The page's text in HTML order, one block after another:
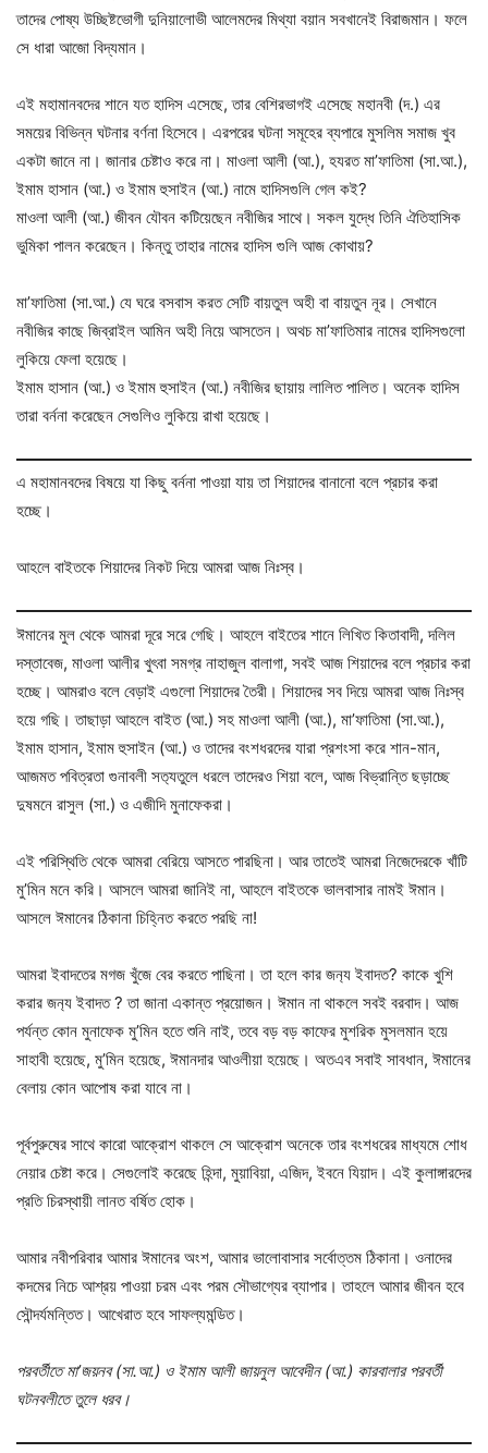
তাদের পোষ্য উচ্ছিষ্টভোগী দুনিয়ালোভী আলেমদের মিথ্যা বয়ান সবখানেই বিরাজমান। ফলে
সে ধারা আজো বিদ্যমান।
এই মহামানবদের শানে যত হাদিস এসেছে, তার বেশিরভাগই এসেছে মহানবী (দ.) এর
সময়ের বিভিন্ন ঘটনার বর্ণনা হিসেবে। এরপরের ঘটনা সমূহের ব্যপারে মুসলিম সমাজ খুব
একটা জানে না। জানার চেষ্টাও করে না। মাওলা আলী (আ.), হযরত মা’ফাতিমা (সা.আ.),
ইমাম হাসান (আ.) ও ইমাম হুসাইন (আ.) নামে হাদিসগুলি গেল কই?
মাওলা আলী (আ.) জীবন যৌবন কটিয়েছেন নবীজির সাথে। সকল যুদ্ধে তিনি ঐতিহাসিক
ভুমিকা পালন করেছেন। কিন্তু তাহার নামের হাদিস গুলি আজ কোথায়?
মা’ফাতিমা (সা.আ.) যে ঘরে বসবাস করত সেটি বায়তুল অহী বা বায়তুন নূর। সেখানে
নবীজির কাছে জিব্রাইল আমিন অহী নিয়ে আসতেন। অথচ মা’ফাতিমার নামের হাদিসগুলো
লুকিয়ে ফেলা হয়েছে।
ইমাম হাসান (আ.) ও ইমাম হুসাইন (আ.) নবীজির ছায়ায় লালিত পালিত। অনেক হাদিস
তারা বর্ননা করেছেন সেগুলিও লুকিয়ে রাখা হয়েছে।
এ মহামানবদের বিষয়ে যা কিছু বর্ননা পাওয়া যায় তা শিয়াদের বানানো বলে প্রচার করা
হচ্ছে।
আহলে বাইতকে শিয়াদের নিকট দিয়ে আমরা আজ নিঃস্ব।
ঈমানের মুল থেকে আমরা দূরে সরে গেছি। আহলে বাইতের শানে লিখিত কিতাবাদী, দলিল
দস্তাবেজ, মাওলা আলীর খুৎবা সমগ্র নাহাজুল বালাগা, সবই আজ শিয়াদের বলে প্রচার করা
হচ্ছে। আমরাও বলে বেড়াই এগুলো শিয়াদের তৈরী। শিয়াদের সব দিয়ে আমরা আজ নিঃস্ব
হয়ে গছি। তাছাড়া আহলে বাইত (আ.) সহ মাওলা আলী (আ.), মা’ফাতিমা (সা.আ.),
ইমাম হাসান, ইমাম হুসাইন (আ.) ও তাদের বংশধরদের যারা প্রশংসা করে শান-মান,
আজমত পবিত্রতা গুনাবলী সত‍্যতুলে ধরলে তাদেরও শিয়া বলে, আজ বিভ্রান্তি ছড়াচ্ছে
দুষমনে রাসুল (সা.) ও এজীদি মুনাফেকরা।
এই পরিস্থিতি থেকে আমরা বেরিয়ে আসতে পারছিনা। আর তাতেই আমরা নিজেদেরকে খাঁটি
মু’মিন মনে করি। আসলে আমরা জানিই না, আহলে বাইতকে ভালবাসার নামই ঈমান।
আসলে ঈমানের ঠিকানা চিহ্নিত করতে পরছি না!
আমরা ইবাদতের মগজ খুঁজে বের করতে পাছিনা। তা হলে কার জন‍্য ইবাদত? কাকে খুশি
করার জন‍্য ইবাদত ? তা জানা একান্ত প্রয়োজন। ঈমান না থাকলে সবই বরবাদ। আজ
পর্যন্ত কোন মুনাফেক মু’মিন হতে শুনি নাই, তবে বড় বড় কাফের মুশরিক মুসলমান হয়ে
সাহাবী হয়েছে, মু’মিন হয়েছে, ঈমানদার আওলীয়া হয়েছে। অতএব সবাই সাবধান, ঈমানের
বেলায় কোন আপোষ করা যাবে না।
পূর্বপুরুষের সাথে কারো আক্রোশ থাকলে সে আক্রোশ অনেকে তার বংশধরের মাধ্যমে শোধ
নেয়ার চেষ্টা করে। সেগুলোই করেছে হিন্দা, মুয়াবিয়া, এজিদ, ইবনে যিয়াদ। এই কুলাঙ্গারদের
প্রতি চিরস্থায়ী লানত বর্ষিত হোক।
আমার নবীপরিবার আমার ঈমানের অংশ, আমার ভালোবাসার সর্বোত্তম ঠিকানা। ওনাদের
কদমের নিচে আশ্রয় পাওয়া চরম এবং পরম সৌভাগ্যের ব্যাপার। তাহলে আমার জীবন হবে
সৌন্দর্যমন্তিত। আখেরাত হবে সাফল্যমন্ডিত।
পরবর্তীতে মা’জয়নব (সা.আ.) ও ইমাম আলী জায়নুল আবেদীন (আ.) কারবালার পরবর্তী
ঘটনবলীতে তুলে ধরব।